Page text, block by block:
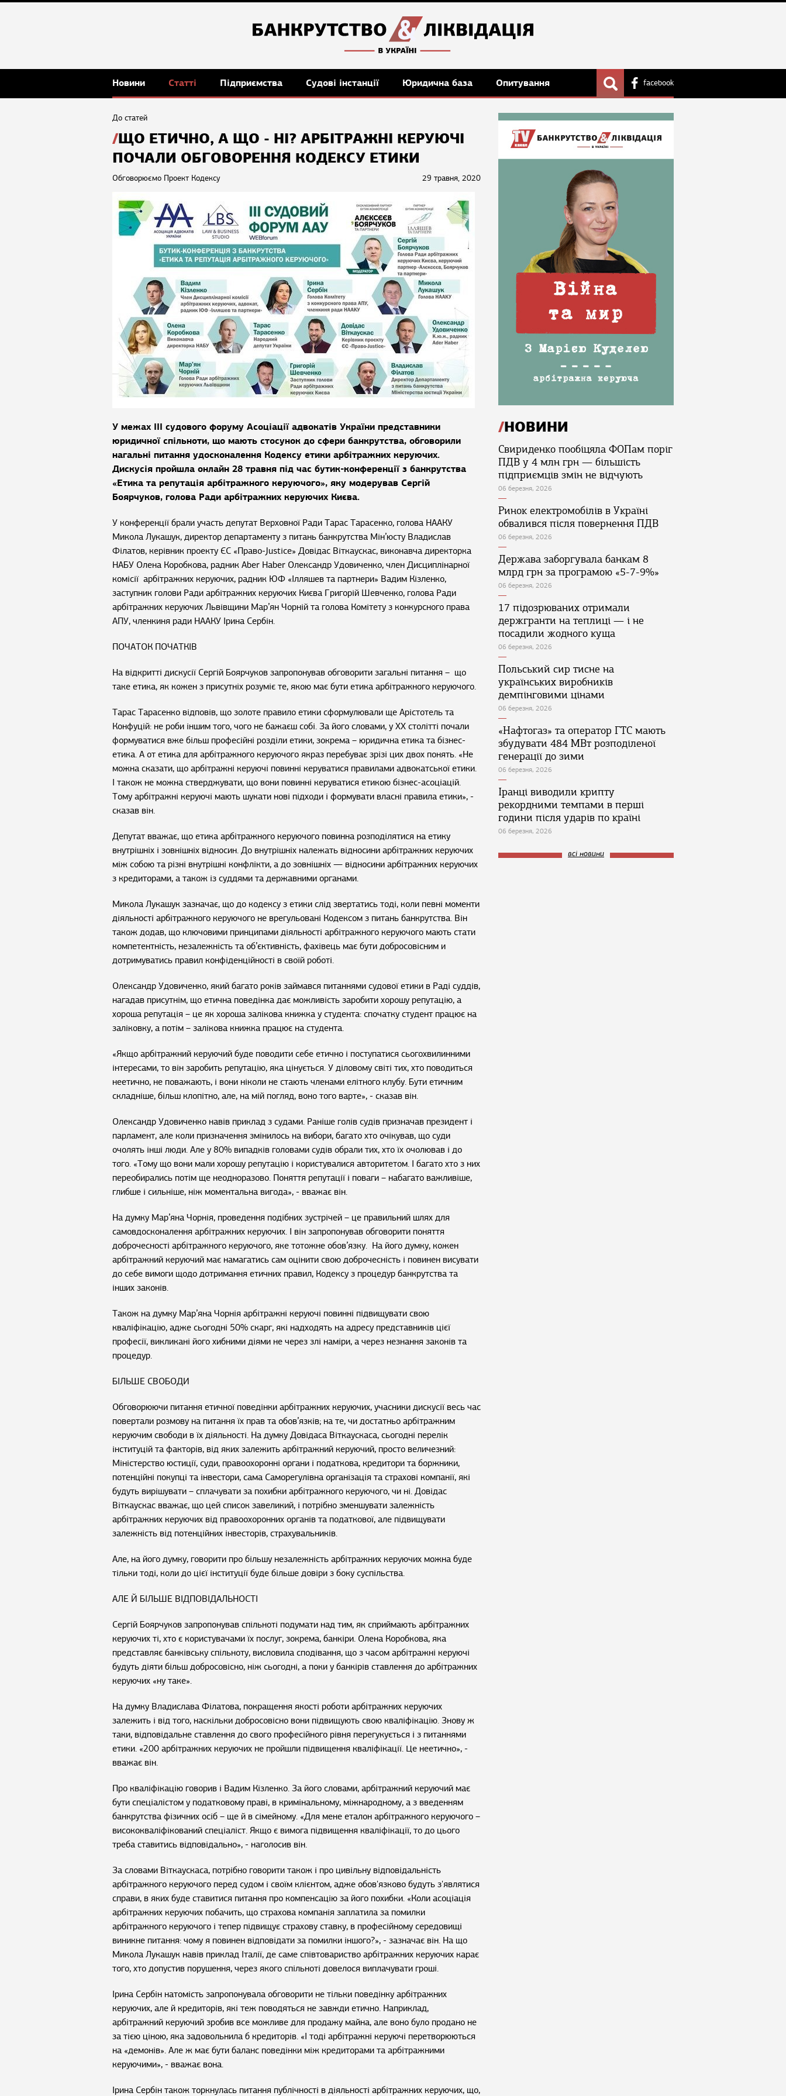
Новини Статті Підприємства Судові інстанції Юридична база Опитування facebook
До статей
ЩО ЕТИЧНО, А ЩО - НІ? АРБІТРАЖНІ КЕРУЮЧІ
ПОЧАЛИ ОБГОВОРЕННЯ КОДЕКСУ ЕТИКИ
29 травня, 2020
Обговорюємо Проект Кодексу
У межах III судового форуму Асоціації адвокатів України представники
юридичної спільноти, що мають стосунок до сфери банкрутства, обговорили
нагальні питання удосконалення Кодексу етики арбітражних керуючих.
Дискусія пройшла онлайн 28 травня під час бутик-конференції з банкрутства
«Етика та репутація арбітражного керуючого», яку модерував Сергій
Боярчуков, голова Ради арбітражних керуючих Києва.
У конференції брали участь депутат Верховної Ради Тарас Тарасенко, голова НААКУ
Микола Лукашук, директор департаменту з питань банкрутства Мін’юсту Владислав
Філатов, керівник проекту ЄС «Право-Justice» Довідас Віткаускас, виконавча директорка
НАБУ Олена Коробкова, радник Aber Haber Олександр Удовиченко, член Дисциплінарної
комісії арбітражних керуючих, радник ЮФ «Ілляшев та партнери» Вадим Кізленко,
заступник голови Ради арбітражних керуючих Києва Григорій Шевченко, голова Ради
арбітражних керуючих Львівщини Мар’ян Чорній та голова Комітету з конкурсного права
АПУ, членкиня ради НААКУ Ірина Сербін.
ПОЧАТОК ПОЧАТКІВ
На відкритті дискусії Сергій Боярчуков запропонував обговорити загальні питання – що
таке етика, як кожен з присутніх розуміє те, якою має бути етика арбітражного керуючого.
Тарас Тарасенко відповів, що золоте правило етики сформулювали ще Арістотель та
Конфуцій: не роби іншим того, чого не бажаєш собі. За його словами, у ХХ столітті почали
формуватися вже більш професійні розділи етики, зокрема – юридична етика та бізнес-
етика. А от етика для арбітражного керуючого якраз перебуває зрізі цих двох понять. «Не
можна сказати, що арбітражні керуючі повинні керуватися правилами адвокатської етики.
І також не можна стверджувати, що вони повинні керуватися етикою бізнес-асоціацій.
Тому арбітражні керуючі мають шукати нові підходи і формувати власні правила етики», -
сказав він.
Депутат вважає, що етика арбітражного керуючого повинна розподілятися на етику
внутрішніх і зовнішніх відносин. До внутрішніх належать відносини арбітражних керуючих
між собою та різні внутрішні конфлікти, а до зовнішніх — відносини арбітражних керуючих
з кредиторами, а також із суддями та державними органами.
Микола Лукашук зазначає, що до кодексу з етики слід звертатись тоді, коли певні моменти
діяльності арбітражного керуючого не врегульовані Кодексом з питань банкрутства. Він
також додав, що ключовими принципами діяльності арбітражного керуючого мають стати
компетентність, незалежність та об’єктивність, фахівець має бути добросовісним и
дотримуватись правил конфіденційності в своїй роботі.
Олександр Удовиченко, який багато років займався питаннями судової етики в Раді суддів,
нагадав присутнім, що етична поведінка дає можливість заробити хорошу репутацію, а
хороша репутація – це як хороша залікова книжка у студента: спочатку студент працює на
заліковку, а потім – залікова книжка працює на студента.
«Якщо арбітражний керуючий буде поводити себе етично і поступатися сьогохвилинними
інтересами, то він заробить репутацію, яка цінується. У діловому світі тих, хто поводиться
неетично, не поважають, і вони ніколи не стають членами елітного клубу. Бути етичним
складніше, більш клопітно, але, на мій погляд, воно того варте», - сказав він.
Олександр Удовиченко навів приклад з судами. Раніше голів судів призначав президент і
парламент, але коли призначення змінилось на вибори, багато хто очікував, що суди
очолять інші люди. Але у 80% випадків головами судів обрали тих, хто їх очолював і до
того. «Тому що вони мали хорошу репутацію і користувалися авторитетом. І багато хто з них
переобирались потім ще неодноразово. Поняття репутації і поваги – набагато важливіше,
глибше і сильніше, ніж моментальна вигода», - вважає він.
На думку Мар’яна Чорнія, проведення подібних зустрічей – це правильний шлях для
самовдосконалення арбітражних керуючих. І він запропонував обговорити поняття
доброчесності арбітражного керуючого, яке тотожне обов’язку. На його думку, кожен
арбітражний керуючий має намагатись сам оцінити свою доброчесність і повинен висувати
до себе вимоги щодо дотримання етичних правил, Кодексу з процедур банкрутства та
інших законів.
Також на думку Мар’яна Чорнія арбітражні керуючі повинні підвищувати свою
кваліфікацію, адже сьогодні 50% скарг, які надходять на адресу представників цієї
професії, викликані його хибними діями не через злі наміри, а через незнання законів та
процедур.
БІЛЬШЕ СВОБОДИ
Обговорюючи питання етичної поведінки арбітражних керуючих, учасники дискусії весь час
повертали розмову на питання їх прав та обов’язків; на те, чи достатньо арбітражним
керуючим свободи в їх діяльності. На думку Довідаса Віткаускаса, сьогодні перелік
інституцій та факторів, від яких залежить арбітражний керуючий, просто величезний:
Міністерство юстиції, суди, правоохоронні органи і податкова, кредитори та боржники,
потенційні покупці та інвестори, сама Саморегулівна організація та страхові компанії, які
будуть вирішувати – сплачувати за похибки арбітражного керуючого, чи ні. Довідас
Віткаускас вважає, що цей список завеликий, і потрібно зменшувати залежність
арбітражних керуючих від правоохоронних органів та податкової, але підвищувати
залежність від потенційних інвесторів, страхувальників.
Але, на його думку, говорити про більшу незалежність арбітражних керуючих можна буде
тільки тоді, коли до цієї інституції буде більше довіри з боку суспільства.
АЛЕ Й БІЛЬШЕ ВІДПОВІДАЛЬНОСТІ
Сергій Боярчуков запропонував спільноті подумати над тим, як сприймають арбітражних
керуючих ті, хто є користувачами їх послуг, зокрема, банкіри. Олена Коробкова, яка
представляє банківську спільноту, висловила сподівання, що з часом арбітражні керуючі
будуть діяти більш добросовісно, ніж сьогодні, а поки у банкірів ставлення до арбітражних
керуючих «ну таке».
На думку Владислава Філатова, покращення якості роботи арбітражних керуючих
залежить і від того, наскільки добросовісно вони підвищують свою кваліфікацію. Знову ж
таки, відповідальне ставлення до свого професійного рівня перегукується і з питаннями
етики. «200 арбітражних керуючих не пройшли підвищення кваліфікації. Це неетично», -
вважає він.
Про кваліфікацію говорив і Вадим Кізленко. За його словами, арбітражний керуючий має
бути спеціалістом у податковому праві, в кримінальному, міжнародному, а з введенням
банкрутства фізичних осіб – ще й в сімейному. «Для мене еталон арбітражного керуючого –
висококваліфікований спеціаліст. Якщо є вимога підвищення кваліфікації, то до цього
треба ставитись відповідально», - наголосив він.
За словами Віткаускаса, потрібно говорити також і про цивільну відповідальність
арбітражного керуючого перед судом і своїм клієнтом, адже обов'язково будуть з'являтися
справи, в яких буде ставитися питання про компенсацію за його похибки. «Коли асоціація
арбітражних керуючих побачить, що страхова компанія заплатила за помилки
арбітражного керуючого і тепер підвищує страхову ставку, в професійному середовищі
виникне питання: чому я повинен відповідати за помилки іншого?», - зазначає він. На що
Микола Лукашук навів приклад Італії, де саме співтовариство арбітражних керуючих карає
того, хто допустив порушення, через якого спільноті довелося виплачувати гроші.
Ірина Сербін натомість запропонувала обговорити не тільки поведінку арбітражних
керуючих, але й кредиторів, які теж поводяться не завжди етично. Наприклад,
арбітражний керуючий зробив все можливе для продажу майна, але воно було продано не
за тією ціною, яка задовольнила б кредиторів. «І тоді арбітражні керуючі перетворюються
на «демонів». Але ж має бути баланс поведінки між кредиторами та арбітражними
керуючими», - вважає вона.
Ірина Сербін також торкнулась питання публічності в діяльності арбітражних керуючих, що,
НОВИНИ
Свириденко пообіцяла ФОПам поріг
ПДВ у 4 млн грн — більшість
підприємців змін не відчують
06 березня, 2026
Ринок електромобілів в Україні
обвалився після повернення ПДВ
06 березня, 2026
Держава заборгувала банкам 8
млрд грн за програмою «5-7-9%»
06 березня, 2026
17 підозрюваних отримали
держгранти на теплиці — і не
посадили жодного куща
06 березня, 2026
Польський сир тисне на
українських виробників
демпінговими цінами
06 березня, 2026
«Нафтогаз» та оператор ГТС мають
збудувати 484 МВт розподіленої
генерації до зими
06 березня, 2026
Іранці виводили крипту
рекордними темпами в перші
години після ударів по країні
06 березня, 2026
всі новини